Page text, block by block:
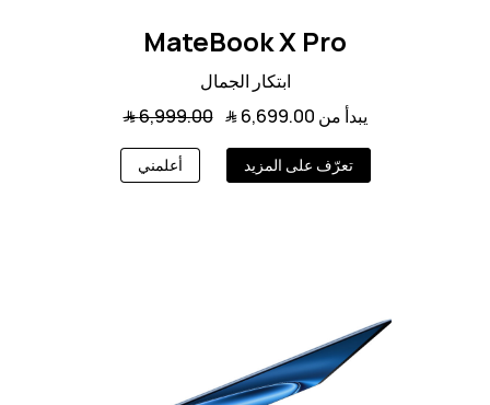
MateBook X Pro
ابتكار الجمال
يبدأ من 6,699.00 ﷼
6,999.00 ﷼
تعرّف على المزيد أعلمني